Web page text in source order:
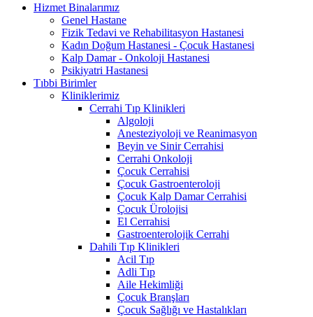
Hizmet Binalarımız
Genel Hastane
Fizik Tedavi ve Rehabilitasyon Hastanesi
Kadın Doğum Hastanesi - Çocuk Hastanesi
Kalp Damar - Onkoloji Hastanesi
Psikiyatri Hastanesi
Tıbbi Birimler
Kliniklerimiz
Cerrahi Tıp Klinikleri
Algoloji
Anesteziyoloji ve Reanimasyon
Beyin ve Sinir Cerrahisi
Cerrahi Onkoloji
Çocuk Cerrahisi
Çocuk Gastroenteroloji
Çocuk Kalp Damar Cerrahisi
Çocuk Ürolojisi
El Cerrahisi
Gastroenterolojik Cerrahi
Dahili Tıp Klinikleri
Acil Tıp
Adli Tıp
Aile Hekimliği
Çocuk Branşları
Çocuk Sağlığı ve Hastalıkları